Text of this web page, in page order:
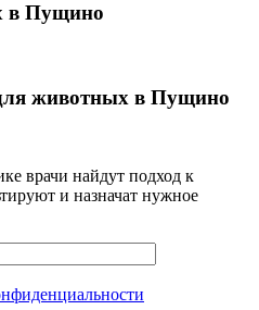
в Пущино
животных в Пущино
врачи найдут подход к
и назначат нужное